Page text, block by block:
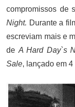
compromissos de
Night. Durante a
escreviam mais e
de A Hard Day`s
Sale, lançado em